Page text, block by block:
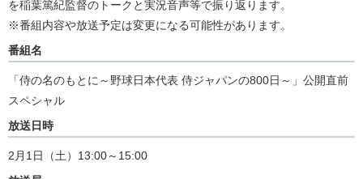
を稲葉篤紀監督のトークと実況音声等で振り返ります。
※番組内容や放送予定は変更になる可能性があります。
番組名
「侍の名のもとに～野球日本代表 侍ジャパンの800日～」公開直前
スペシャル
放送日時
2月1日（土）13:00～15:00